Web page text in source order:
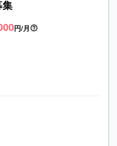
円/月